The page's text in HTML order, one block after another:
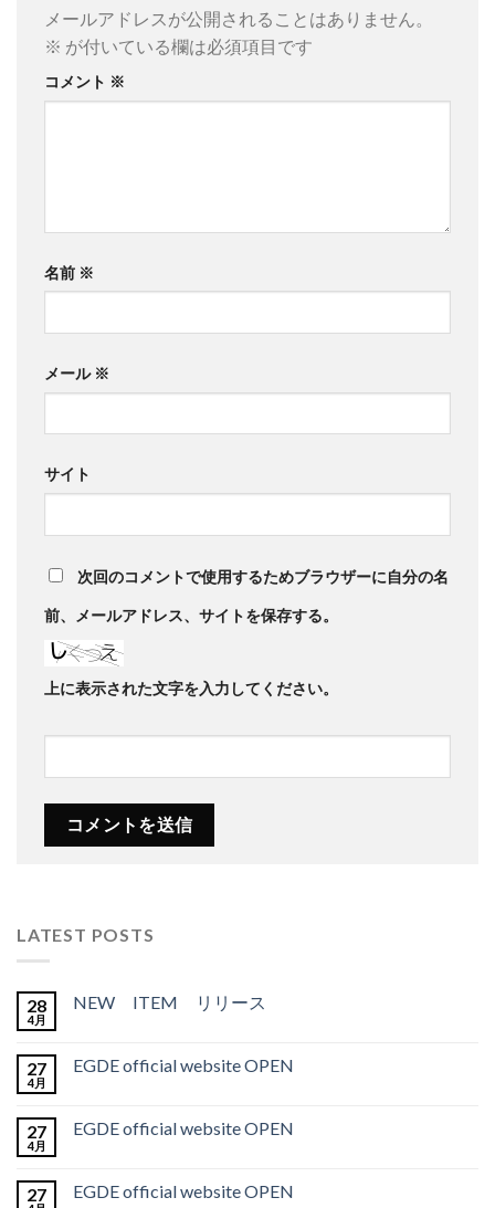
メールアドレスが公開されることはありません。
※ が付いている欄は必須項目です
コメント ※
名前 ※
メール ※
サイト
次回のコメントで使用するためブラウザーに自分の名
前、メールアドレス、サイトを保存する。
上に表示された文字を入力してください。
LATEST POSTS
28
4月
NEW ITEM リリース
27
4月
EGDE official website OPEN
27
4月
EGDE official website OPEN
27 EGDE official website OPEN